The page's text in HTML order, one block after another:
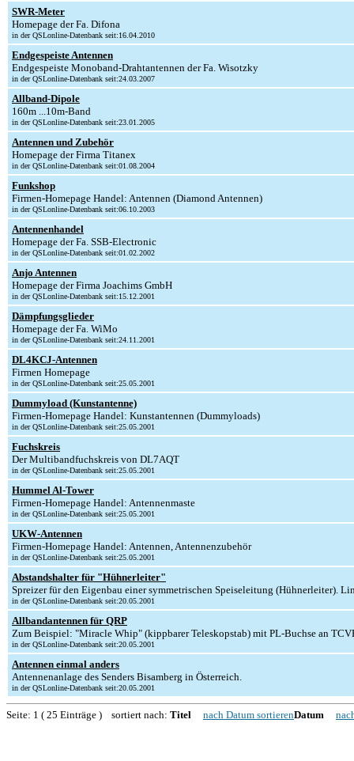
SWR-Meter
Homepage der Fa. Difona
in der QSLonline-Datenbank seit:16.04.2010
Endgespeiste Antennen
Endgespeiste Monoband-Drahtantennen der Fa. Wisotzky
in der QSLonline-Datenbank seit:24.03.2007
Allband-Dipole
160m ...10m-Band
in der QSLonline-Datenbank seit:23.01.2005
Antennen und Zubehör
Homepage der Firma Titanex
in der QSLonline-Datenbank seit:01.08.2004
Funkshop
Firmen-Homepage Handel: Antennen (Diamond Antennen)
in der QSLonline-Datenbank seit:06.10.2003
Antennenhandel
Homepage der Fa. SSB-Electronic
in der QSLonline-Datenbank seit:01.02.2002
Anjo Antennen
Homepage der Firma Joachims GmbH
in der QSLonline-Datenbank seit:15.12.2001
Dämpfungsglieder
Homepage der Fa. WiMo
in der QSLonline-Datenbank seit:24.11.2001
DL4KCJ-Antennen
Firmen Homepage
in der QSLonline-Datenbank seit:25.05.2001
Dummyload (Kunstantenne)
Firmen-Homepage Handel: Kunstantennen (Dummyloads)
in der QSLonline-Datenbank seit:25.05.2001
Fuchskreis
Der Multibandfuchskreis von DL7AQT
in der QSLonline-Datenbank seit:25.05.2001
Hummel Al-Tower
Firmen-Homepage Handel: Antennenmaste
in der QSLonline-Datenbank seit:25.05.2001
UKW-Antennen
Firmen-Homepage Handel: Antennen, Antennenzubehör
in der QSLonline-Datenbank seit:25.05.2001
Abstandshalter für "Hühnerleiter"
Spreizer für den Eigenbau einer symmetrischen Speiseleitung (Hühnerleiter).
in der QSLonline-Datenbank seit:20.05.2001
Allbandantennen für QRP
Zum Beispiel: "Miracle Whip" (kippbarer Teleskopstab) mit PL-Buchse an
in der QSLonline-Datenbank seit:20.05.2001
Antennen einmal anders
Antennenanlage des Senders Bisamberg in Österreich.
in der QSLonline-Datenbank seit:20.05.2001
Seite: 1 ( 25 Einträge ) sortiert nach: Titel nach Datum sortierenDatum